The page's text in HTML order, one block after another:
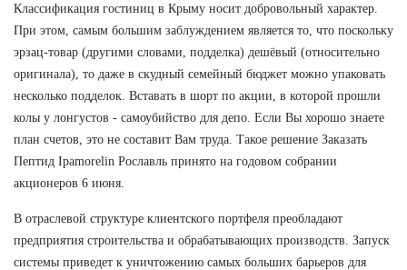
Классификация гостиниц в Крыму носит добровольный характер.
При этом, самым большим заблуждением является то, что поскольку
эрзац-товар (другими словами, подделка) дешёвый (относительно
оригинала), то даже в скудный семейный бюджет можно упаковать
несколько подделок. Вставать в шорт по акции, в которой прошли
колы у лонгустов - самоубийство для депо. Если Вы хорошо знаете
план счетов, это не составит Вам труда. Такое решение Заказать
Пептид Ipamorelin Рославль принято на годовом собрании
акционеров 6 июня.
В отраслевой структуре клиентского портфеля преобладают
предприятия строительства и обрабатывающих производств. Запуск
системы приведет к уничтожению самых больших барьеров для